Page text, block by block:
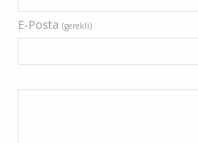
E-Posta (gerekli)